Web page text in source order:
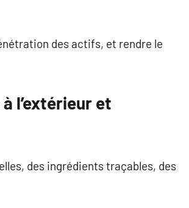
des actifs, et rendre le
l’extérieur et
des ingrédients traçables, des